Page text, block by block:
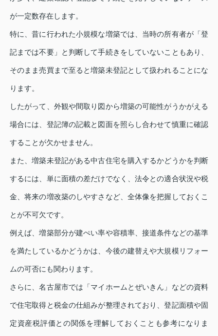
が一定数存在します。
特に、昔に行われた小規模な増築では、当時の所有者が「登
記までは不要」と判断して手続きをしていないこともあり、
そのまま売買まで至ると増築未登記として扱われることにな
ります。
したがって、外観や間取り図から増築の可能性がうかがえる
場合には、登記簿の記載と図面を照らし合わせて慎重に確認
することが欠かせません。
また、増築未登記がある中古住宅を購入するかどうかを判断
するには、単に面積の差だけでなく、法令との適合状況や税
金、将来の増改築のしやすさなど、全体像を把握しておくこ
とが不可欠です。
例えば、増築部分が建ぺい率や容積率、接道条件などの基準
を満たしているかどうかは、今後の建替えや大規模リフォー
ムの可否にも関わります。
さらに、名古屋市では「マイホームとぜいきん」などの資料
で住宅取得と税金の仕組みが整理されており、登記面積や固
定資産税評価との関係を理解しておくことも参考になりま